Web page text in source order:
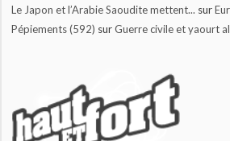
Le Japon et l’Arabie Saoudite mettent... sur
Pépiements (592) surGuerre civile et yaourt